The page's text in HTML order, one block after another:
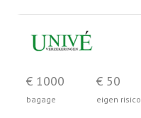
€ 1000
bagage
€ 50
eigen risico